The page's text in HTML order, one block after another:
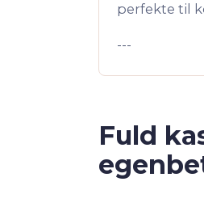
perfekte til
---
Fuld